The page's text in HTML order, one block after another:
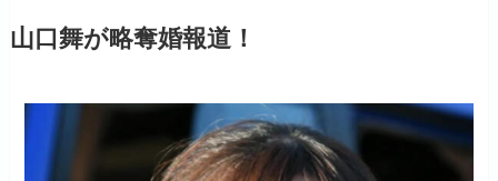
山口舞が略奪婚報道！